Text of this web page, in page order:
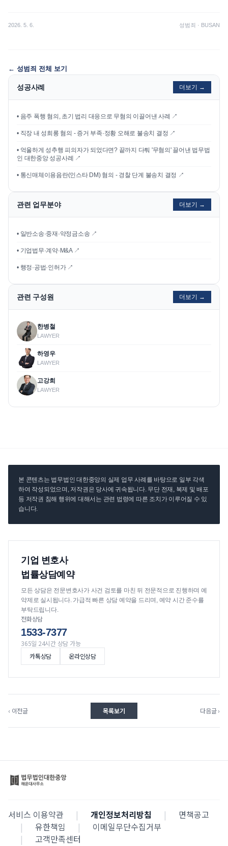
2026. 5. 6. 성범죄 · BUSAN
← 성범죄 전체 보기
성공사례 더보기 →
• 음주 폭행 혐의, 초기 법리 대응으로 무혐의 이끌어낸 사례 ↗
• 직장 내 성희롱 혐의 - 증거 부족·정황 오해로 불송치 결정 ↗
• 억울하게 성추행 피의자가 되었다면? 끝까지 다퉈 '무혐의' 끌어낸 법무법
인 대한중앙 성공사례 ↗
• 통신매체이용음란(인스타 DM) 혐의 - 경찰 단계 불송치 결정 ↗
관련 업무분야 더보기 →
• 일반소송·중재·약정금소송 ↗
• 기업법무·계약·M&A ↗
• 행정·공법·인허가 ↗
관련 구성원 더보기 →
한병철
LAWYER
하영우
LAWYER
고강희
LAWYER
본 콘텐츠는 법무법인 대한중앙의 실제 업무 사례를 바탕으로 일부 각색
하여 작성되었으며, 저작권은 당사에 귀속됩니다. 무단 전재, 복제 및 배포
등 저작권 침해 행위에 대해서는 관련 법령에 따른 조치가 이루어질 수 있
습니다.
기업 변호사
법률상담예약
모든 상담은 전문변호사가 사건 검토를 마친 뒤 전문적으로 진행하며 예
약제로 실시됩니다. 가급적 빠른 상담 예약을 드리며, 예약 시간 준수를
부탁드립니다.
전화상담
1533-7377
365일 24시간 상담 가능
카톡상담
온라인상담
‹ 이전글 목록보기 다음글 ›
서비스 이용약관 | 개인정보처리방침 |
면책공고
|
유한책임 |
이메일무단수집거부
|
고객만족센터